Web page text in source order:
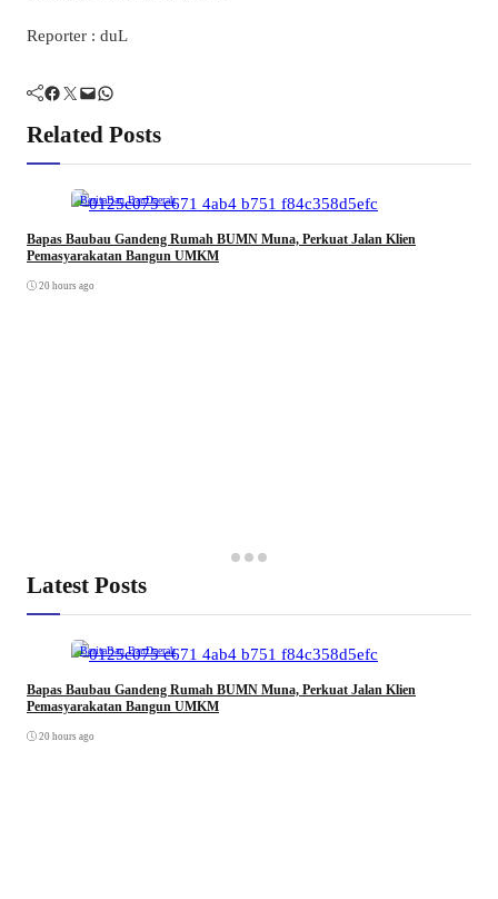
Reporter : duL
Facebook Twitter Mail WhatsApp
Related Posts
BeritaBau BauDaerah
Bapas Baubau Gandeng Rumah BUMN Muna, Perkuat Jalan Klien
Pemasyarakatan Bangun UMKM
20 hours ago
Latest Posts
BeritaBau BauDaerah
Bapas Baubau Gandeng Rumah BUMN Muna, Perkuat Jalan Klien
Pemasyarakatan Bangun UMKM
20 hours ago